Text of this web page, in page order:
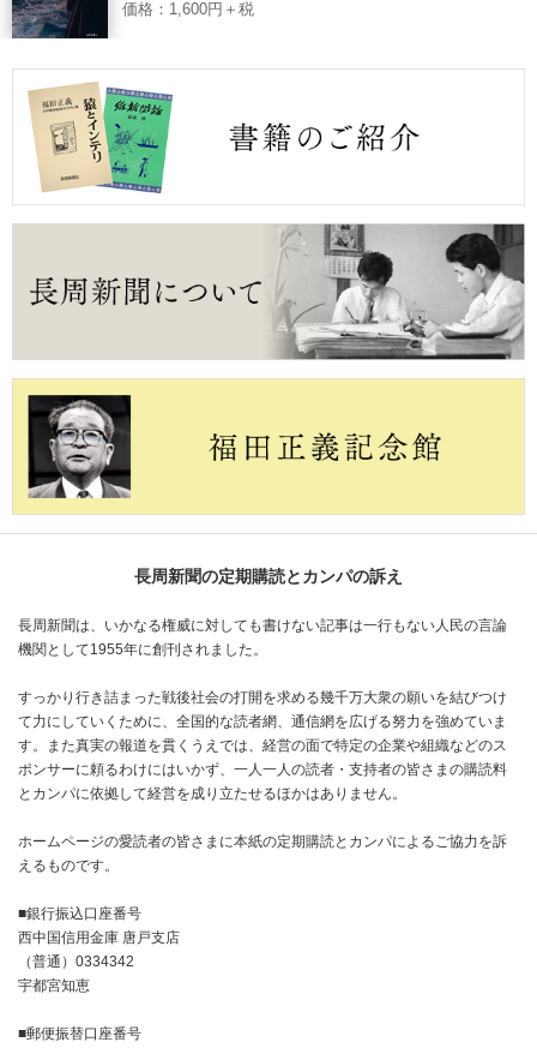
価格：1,600円＋税
長周新聞の定期購読とカンパの訴え
長周新聞は、いかなる権威に対しても書けない記事は一行もない人民の言論
機関として1955年に創刊されました。
すっかり行き詰まった戦後社会の打開を求める幾千万大衆の願いを結びつけ
て力にしていくために、全国的な読者網、通信網を広げる努力を強めていま
す。また真実の報道を貫くうえでは、経営の面で特定の企業や組織などのス
ポンサーに頼るわけにはいかず、一人一人の読者・支持者の皆さまの購読料
とカンパに依拠して経営を成り立たせるほかはありません。
ホームページの愛読者の皆さまに本紙の定期購読とカンパによるご協力を訴
えるものです。
■銀行振込口座番号
西中国信用金庫 唐戸支店
（普通）0334342
宇都宮知恵
■郵便振替口座番号